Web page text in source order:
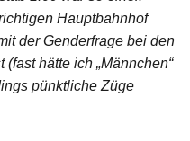
Hauptbahnhof
der Genderfrage bei den
hätte ich „Männchen“
pünktliche Züge
Dachs